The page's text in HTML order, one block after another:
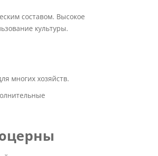
составом. Высокое
культуры.
многих хозяйств.